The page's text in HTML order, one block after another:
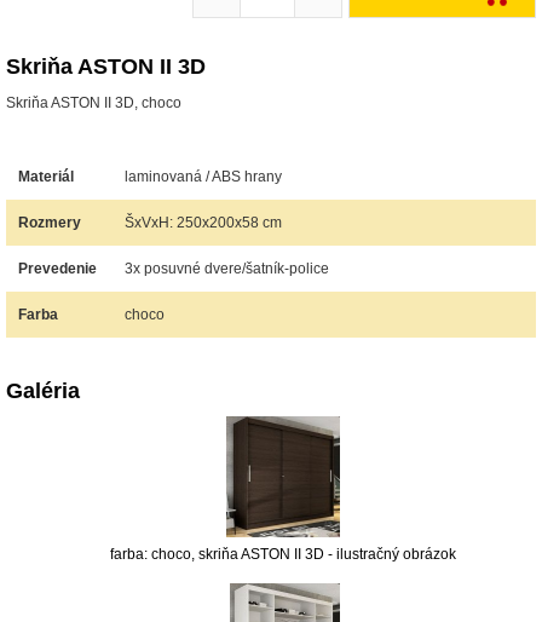
Skriňa ASTON II 3D
Skriňa ASTON II 3D, choco
Materiál laminovaná / ABS hrany
Rozmery ŠxVxH: 250x200x58 cm
Prevedenie 3x posuvné dvere/šatník-police
Farba choco
Galéria
farba: choco, skriňa ASTON II 3D - ilustračný obrázok